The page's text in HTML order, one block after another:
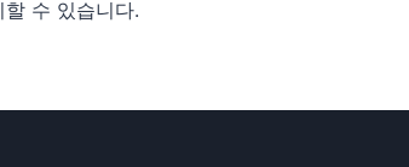
수 있습니다.